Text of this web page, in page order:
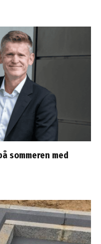
sommeren med